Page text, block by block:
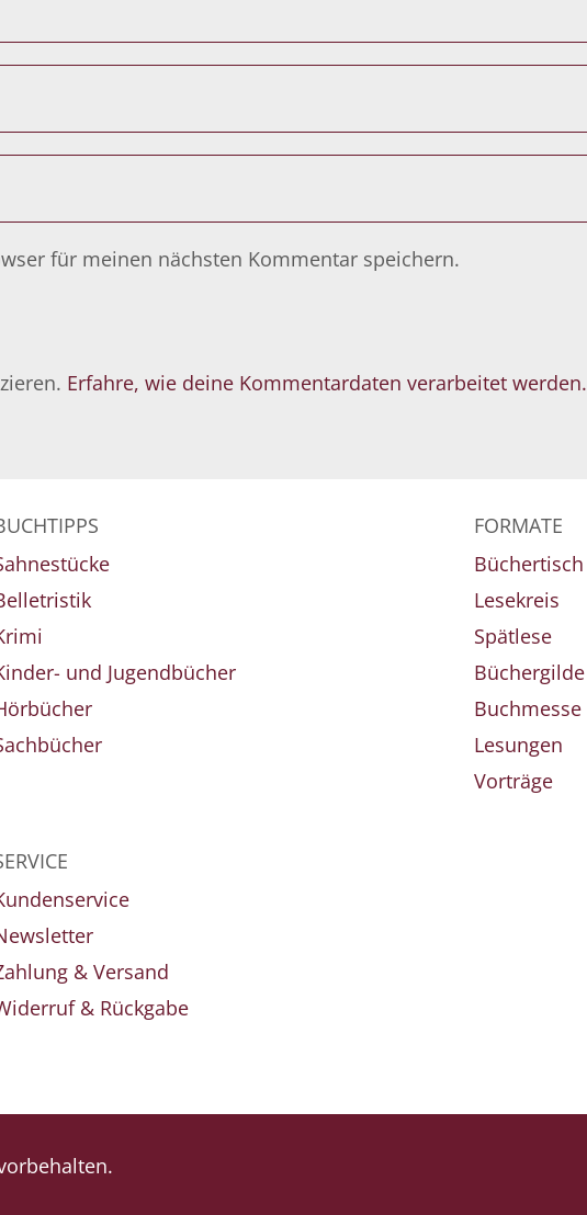
für meinen nächsten Kommentar speichern.
Erfahre, wie deine Kommentardaten verarbeitet werden.
und Jugendbücher
FORMATE
Büchertisch
Lesekreis
Spätlese
Büchergilde
Buchmesse
Lesungen
Vorträge
& Versand
& Rückgabe